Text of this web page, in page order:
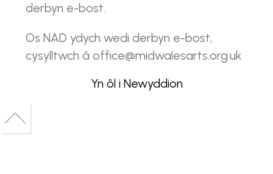
derbyn e-bost.
Os NAD ydych wedi derbyn e-bost,
cysylltwch â office@midwalesarts.org.uk
Yn ôl i Newyddion
top
Back